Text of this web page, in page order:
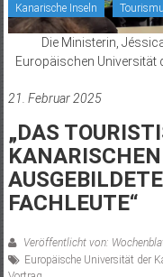
Kanarische Inseln
Die Ministerin,
Europäischen Universität
21. Februar 2025
„DAS
FACHLEUTE“
Veröffentlicht von:
Europäische Universität der